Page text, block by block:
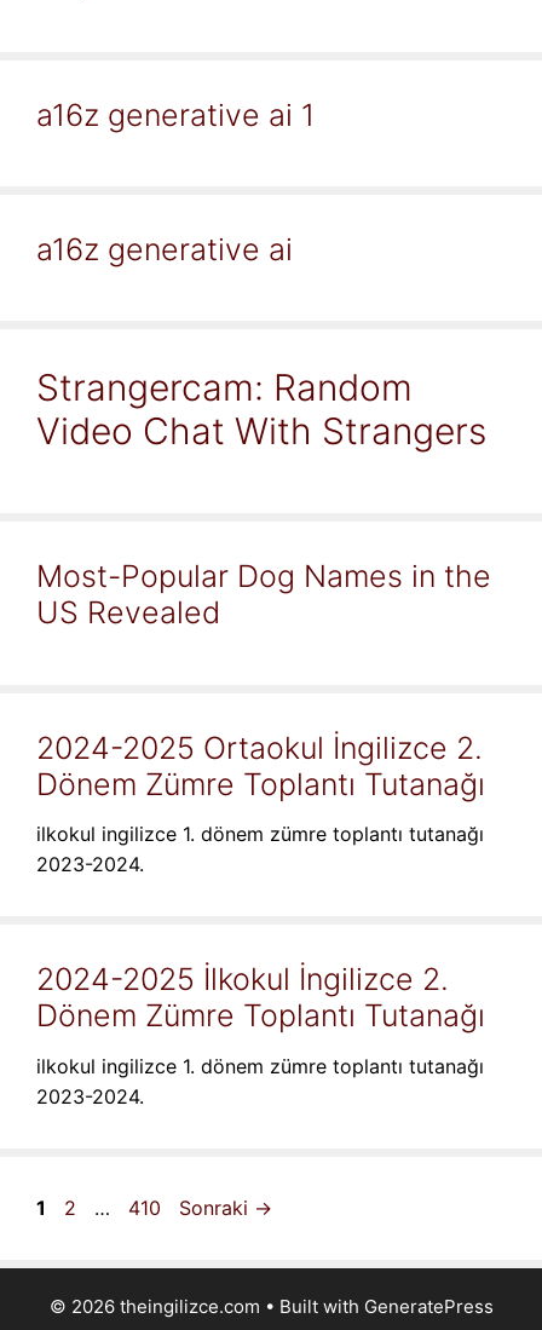
a16z generative ai 1
a16z generative ai
Strangercam: Random
Video Chat With Strangers
Most-Popular Dog Names in the
US Revealed
2024-2025 Ortaokul İngilizce 2.
Dönem Zümre Toplantı Tutanağı
ilkokul ingilizce 1. dönem zümre toplantı tutanağı
2023-2024.
2024-2025 İlkokul İngilizce 2.
Dönem Zümre Toplantı Tutanağı
ilkokul ingilizce 1. dönem zümre toplantı tutanağı
2023-2024.
Sayfa
1 Sayfa
2 … Sayfa
410 Sonraki →
© 2026 theingilizce.com • Built with GeneratePress